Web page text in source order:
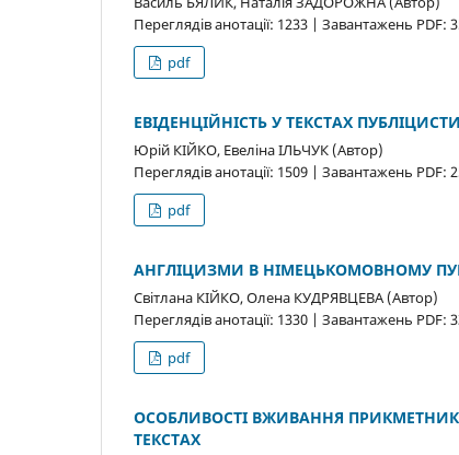
Переглядів анотації: 1233 | Завантажень PDF:
pdf
ЕВІДЕНЦІЙНІСТЬ У ТЕКСТАХ
Юрій КІЙКО, Евеліна ІЛЬЧУК (Автор)
Переглядів анотації: 1509 | Завантажень PDF:
pdf
АНГЛІЦИЗМИ В НІМЕЦЬКОМОВНОМУ
Світлана КІЙКО, Олена КУДРЯВЦЕВА (Автор)
Переглядів анотації: 1330 | Завантажень PDF:
pdf
ОСОБЛИВОСТІ ВЖИВАННЯ
ТЕКСТАХ